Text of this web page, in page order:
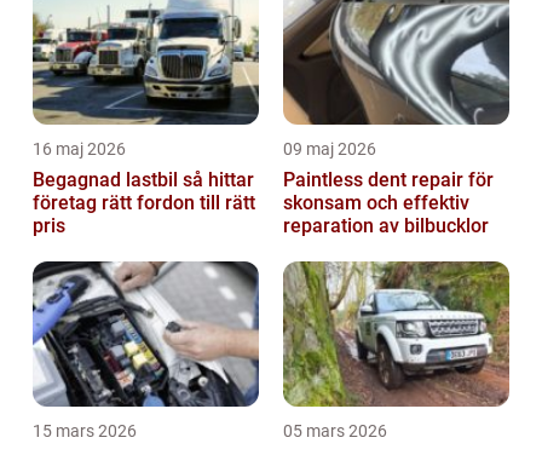
16 maj 2026
Begagnad lastbil så hittar
företag rätt fordon till rätt
pris
09 maj 2026
Paintless dent repair för
skonsam och effektiv
reparation av bilbucklor
15 mars 2026 05 mars 2026